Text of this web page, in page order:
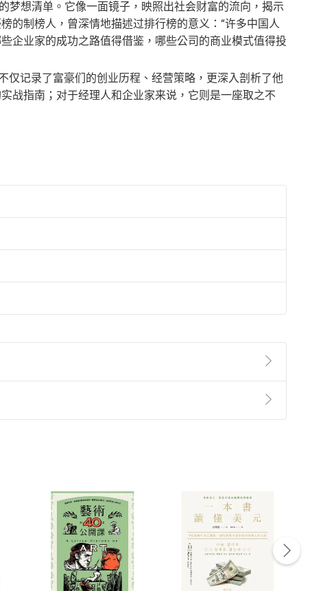
梦想清单。它像一面镜子，映照出社会财富的流向，揭示
的制榜人，曾深情地描述过排行榜的意义：“许多中国人
企业家的成功之路值得借鉴，哪些公司的商业模式值得投
仅记录了富豪们的创业历程、经营策略，更深入剖析了他
战指南；对于经理人和企业家来说，它则是一座取之不
用準則第2條第5款之規定，「非以有形媒介提供之數位
屬非以有形媒介提供之數位內容，消費者同意若訂購後
」中點選「瀏覽訂單明細」
「申請取消訂單/ 退
消/退貨。
付款方式
Payment
完成訂單
Complete